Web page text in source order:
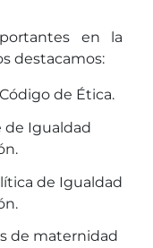
en la
destacamos:
de Ética.
de Igualdad
de Igualdad
de maternidad